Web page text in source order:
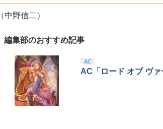
（中野信二）
編集部のおすすめ記事
AC
AC「ロード オブ ヴ